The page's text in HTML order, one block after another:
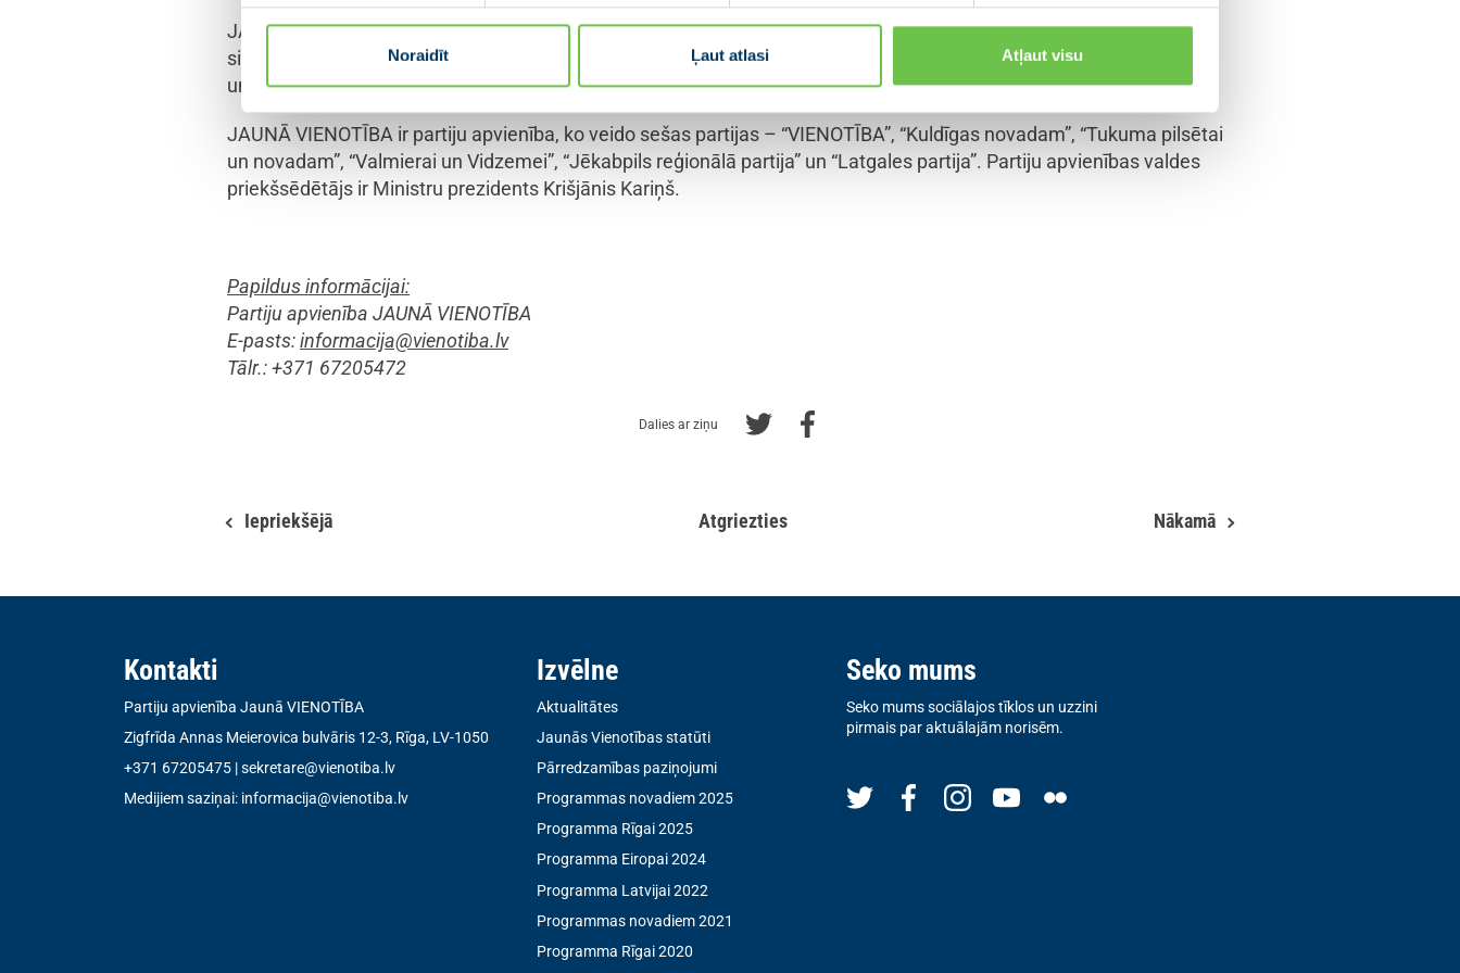
Noraidīt Ļaut atlasi Atļaut visu
JAUNĀS VIENOTĪBAS sēdē premjers uzklausīja arī viedokļus par valdības ieviestajiem ierobežojumiem ārkārtas
situācijas laikā, tostarp lēmumu noteikt mājsēdi noteiktās diennakts stundās – šis regulējums atzīts par ļoti efektīvu
un atbalstāmu, ja nepieciešams, pat paplašinot mājsēdes darbības laiku.
JAUNĀ VIENOTĪBA ir partiju apvienība, ko veido sešas partijas – “VIENOTĪBA”, “Kuldīgas novadam”, “Tukuma pilsētai
un novadam”, “Valmierai un Vidzemei”, “Jēkabpils reģionālā partija” un “Latgales partija”. Partiju apvienības valdes
priekšsēdētājs ir Ministru prezidents Krišjānis Kariņš.
Papildus informācijai:
Partiju apvienība JAUNĀ VIENOTĪBA
E-pasts:informacija@vienotiba.lv
Tālr.: +371 67205472
Dalies ar ziņu
Iepriekšējā Atgriezties Nākamā
Kontakti
Partiju apvienība Jaunā VIENOTĪBA
Zigfrīda Annas Meierovica bulvāris 12-3, Rīga, LV-1050
+371 67205475 |sekretare@vienotiba.lv
Medijiem saziņai: informacija@vienotiba.lv
Izvēlne
Aktualitātes
Jaunās Vienotības statūti
Pārredzamības paziņojumi
Programmas novadiem 2025
Programma Rīgai 2025
Programma Eiropai 2024
Programma Latvijai 2022
Programmas novadiem 2021
Programma Rīgai 2020
Seko mums
Seko mums sociālajos tīklos un uzzini
pirmais par aktuālajām norisēm.